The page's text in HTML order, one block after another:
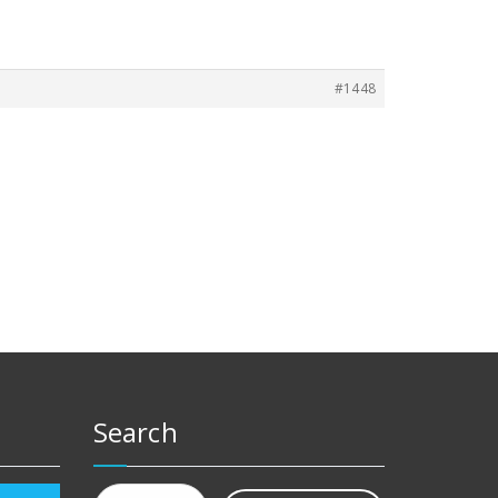
#1448
Search
Rechercher :